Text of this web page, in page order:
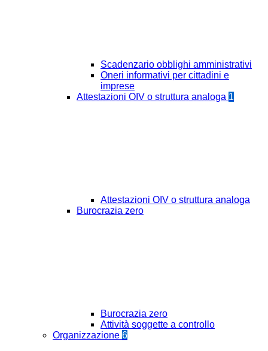
Scadenzario obblighi amministrativi
Oneri informativi per cittadini e
imprese
Attestazioni OIV o struttura analoga 1
Attestazioni OIV o struttura analoga
Burocrazia zero
Burocrazia zero
Attività soggette a controllo
Organizzazione 6